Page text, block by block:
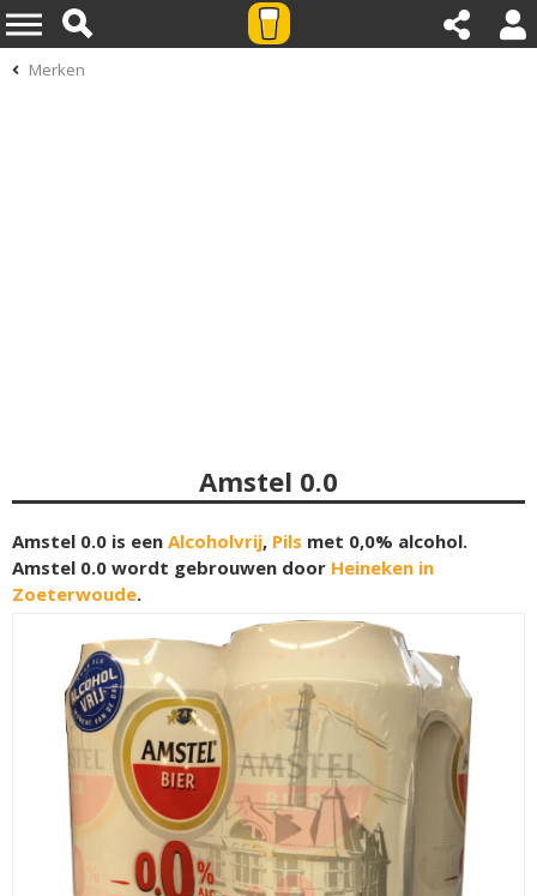
Merken
Amstel 0.0
Amstel 0.0 is een Alcoholvrij, Pils met 0,0% alcohol.
Amstel 0.0 wordt gebrouwen door Heineken in
Zoeterwoude.